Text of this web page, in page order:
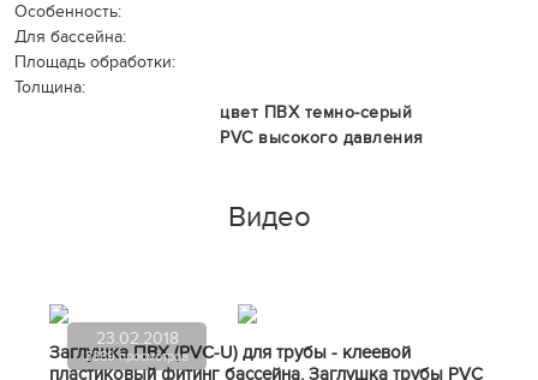
Особенность:
Для бассейна:
Площадь обработки:
Толщина:
цвет ПВХ темно-серый
PVC высокого давления
Видео
23.02.2018
3389 просмотров
Заглушка ПВХ (PVC-U) для трубы - клеевой
пластиковый фитинг бассейна. Заглушка трубы PVC